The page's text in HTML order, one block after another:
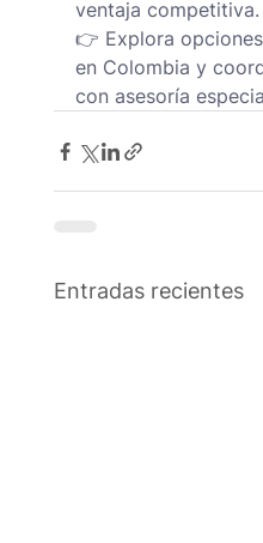
ventaja competitiva.
👉 Explora
en Colombia y
con asesoría
Entradas recientes